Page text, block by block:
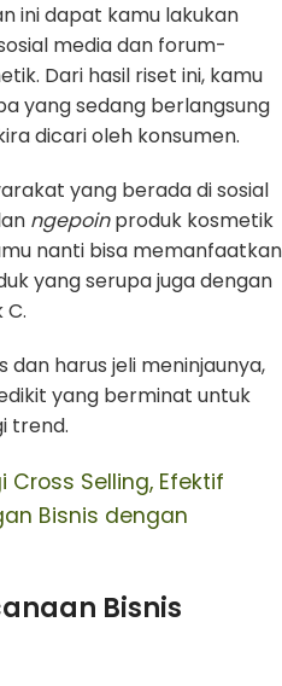
ini dapat kamu lakukan
media dan forum-
Dari hasil riset ini, kamu
yang sedang berlangsung
dicari oleh konsumen.
yang berada di sosial
ngepoinproduk kosmetik
nanti bisa memanfaatkan
yang serupa juga dengan
dan harus jeli meninjaunya,
yang berminat untuk
trend.
Cross Selling, Efektif
Bisnis dengan
Bisnis